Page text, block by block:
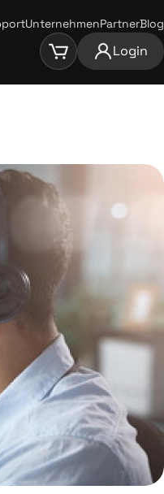
UnternehmenPartnerBlog
Login